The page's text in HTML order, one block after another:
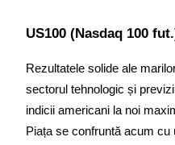
US100 (Nasdaq 100
Rezultatele solide ale
sectorul tehnologic și
indicii americani la noi
Piața se confruntă acum